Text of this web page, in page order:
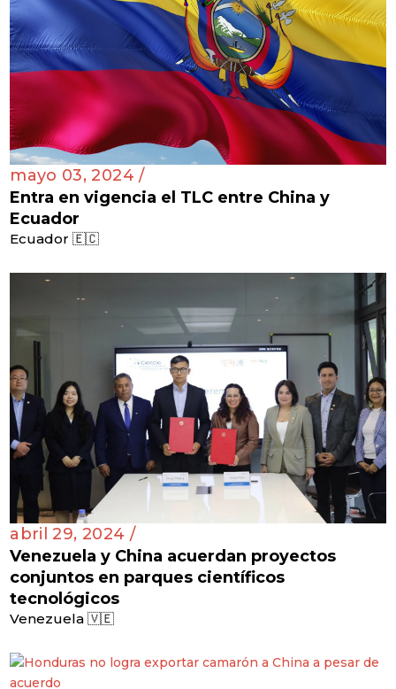
mayo 03, 2024 /
Entra en vigencia el TLC entre China y
Ecuador
Ecuador 🇪🇨
abril 29, 2024 /
Venezuela y China acuerdan proyectos
conjuntos en parques científicos
tecnológicos
Venezuela 🇻🇪